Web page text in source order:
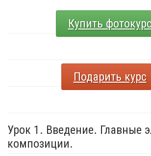
Купить
Подарить курс
Урок 1. Введение. Главные
композиции.